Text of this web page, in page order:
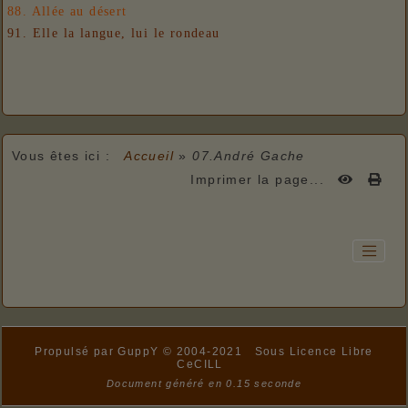
88. Allée au désert
91. Elle la langue, lui le rondeau
Vous êtes ici : Accueil »07.André Gache
Imprimer la page...
Propulsé par GuppY © 2004-2021
Sous Licence Libre
CeCILL
Document généré en 0.15 seconde